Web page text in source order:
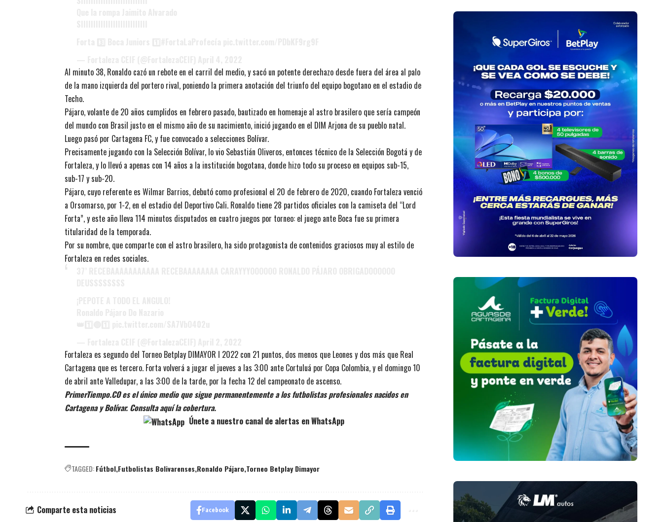
Al minuto 38, Ronaldo cazó un rebote en el carril del medio, y sacó un potente derechazo desde fuera del área al palo
de la mano izquierda del portero rival, poniendo la primera anotación del triunfo del equipo bogotano en el estadio de
Techo.
Pájaro, volante de 20 años cumplidos en febrero pasado, bautizado en homenaje al astro brasilero que sería campeón
del mundo con Brasil justo en el mismo año de su nacimiento, inició jugando en el DIM Arjona de su pueblo natal.
Luego pasó por Cartagena FC, y fue convocado a selecciones Bolívar.
Precisamente jugando con la Selección Bolívar, lo vio Sebastián Oliveros, entonces técnico de la Selección Bogotá y de
Fortaleza, y lo llevó a apenas con 14 años a la institución bogotana, donde hizo todo su proceso en equipos sub-15,
sub-17 y sub-20.
Pájaro, cuyo referente es Wilmar Barrios, debutó como profesional el 20 de febrero de 2020, cuando Fortaleza venció
a Orsomarso, por 1-2, en el estadio del Deportivo Cali. Ronaldo tiene 28 partidos oficiales con la camiseta del “Lord
Forta”, y este año lleva 114 minutos disputados en cuatro juegos por torneo: el juego ante Boca fue su primera
titularidad de la temporada.
Por su nombre, que comparte con el astro brasilero, ha sido protagonista de contenidos graciosos muy al estilo de
Fortaleza en redes sociales.
Fortaleza es segundo del Torneo Betplay DIMAYOR I 2022 con 21 puntos, dos menos que Leones y dos más que Real
Cartagena que es tercero. Forta volverá a jugar el jueves a las 3:00 ante Cortuluá por Copa Colombia, y el domingo 10
de abril ante Valledupar, a las 3:00 de la tarde, por la fecha 12 del campeonato de ascenso.
PrimerTiempo.CO es el único medio que sigue permanentemente a los futbolistas profesionales nacidos en
Cartagena y Bolívar. Consulta aquí la cobertura.
Únete a nuestro canal de alertas en WhatsApp
TAGGED:Fútbol Futbolistas Bolivarenses Ronaldo Pájaro Torneo Betplay Dimayor
Comparte esta noticias Facebook